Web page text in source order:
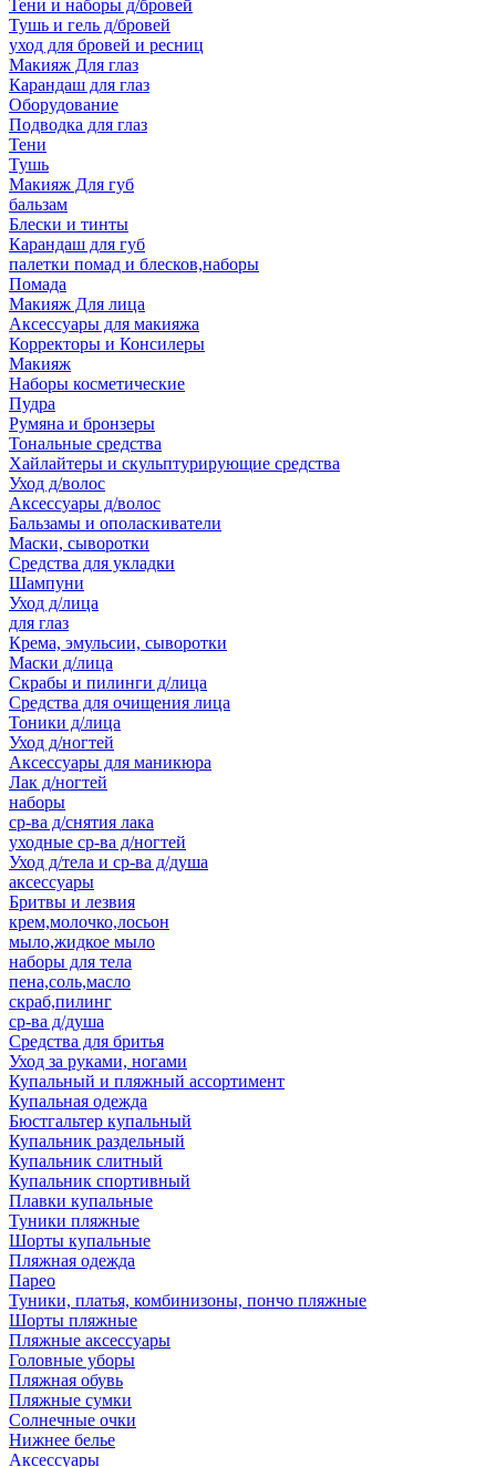
Тени и наборы д/бровей
Тушь и гель д/бровей
уход для бровей и ресниц
Макияж Для глаз
Карандаш для глаз
Оборудование
Подводка для глаз
Тени
Тушь
Макияж Для губ
бальзам
Блески и тинты
Карандаш для губ
палетки помад и блесков,наборы
Помада
Макияж Для лица
Аксессуары для макияжа
Корректоры и Консилеры
Макияж
Наборы косметические
Пудра
Румяна и бронзеры
Тональные средства
Хайлайтеры и скульптурирующие средства
Уход д/волос
Аксессуары д/волос
Бальзамы и ополаскиватели
Маски, сыворотки
Средства для укладки
Шампуни
Уход д/лица
для глаз
Крема, эмульсии, сыворотки
Маски д/лица
Скрабы и пилинги д/лица
Средства для очищения лица
Тоники д/лица
Уход д/ногтей
Аксессуары для маникюра
Лак д/ногтей
наборы
ср-ва д/снятия лака
уходные ср-ва д/ногтей
Уход д/тела и ср-ва д/душа
аксессуары
Бритвы и лезвия
крем,молочко,лосьон
мыло,жидкое мыло
наборы для тела
пена,соль,масло
скраб,пилинг
ср-ва д/душа
Средства для бритья
Уход за руками, ногами
Купальный и пляжный ассортимент
Купальная одежда
Бюстгальтер купальный
Купальник раздельный
Купальник слитный
Купальник спортивный
Плавки купальные
Туники пляжные
Шорты купальные
Пляжная одежда
Парео
Туники, платья, комбинизоны, пончо пляжные
Шорты пляжные
Пляжные аксессуары
Головные уборы
Пляжная обувь
Пляжные сумки
Солнечные очки
Нижнее белье
Аксессуары